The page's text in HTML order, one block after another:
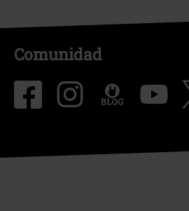
Comunidad